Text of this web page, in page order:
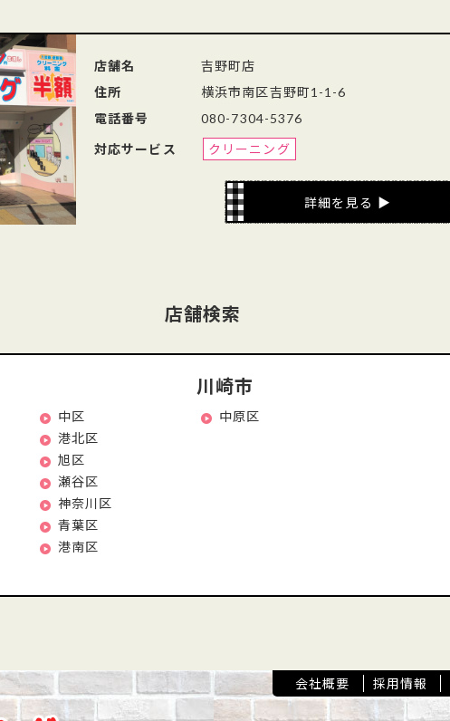
店舗名
吉野町店
住所
横浜市南区吉野町1-1-6
電話番号
080-7304-5376
対応サービス
クリーニング
詳細を見る
店舗検索
中区
港北区
旭区
瀬谷区
神奈川区
青葉区
港南区
川崎市
中原区
会社概要 採用情報